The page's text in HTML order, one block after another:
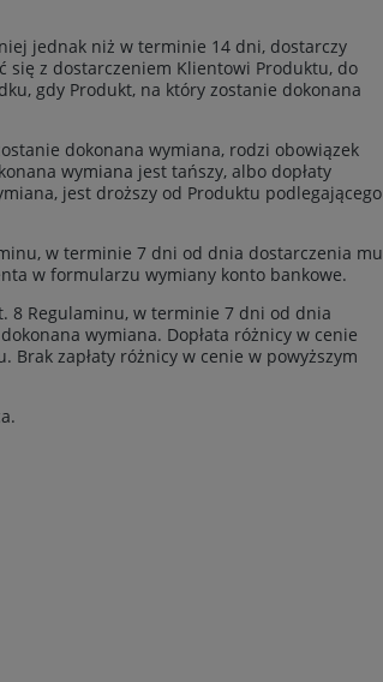
jednak niż w terminie 14 dni, dostarczy
się z dostarczeniem Klientowi Produktu, do
gdy Produkt, na który zostanie dokonana
dokonana wymiana, rodzi obowiązek
wymiana jest tańszy, albo dopłaty
jest droższy od Produktu podlegającego
w terminie 7 dni od dnia dostarczenia mu
w formularzu wymiany konto bankowe.
8 Regulaminu, w terminie 7 dni od dnia
wymiana. Dopłata różnicy w cenie
zapłaty różnicy w cenie w powyższym